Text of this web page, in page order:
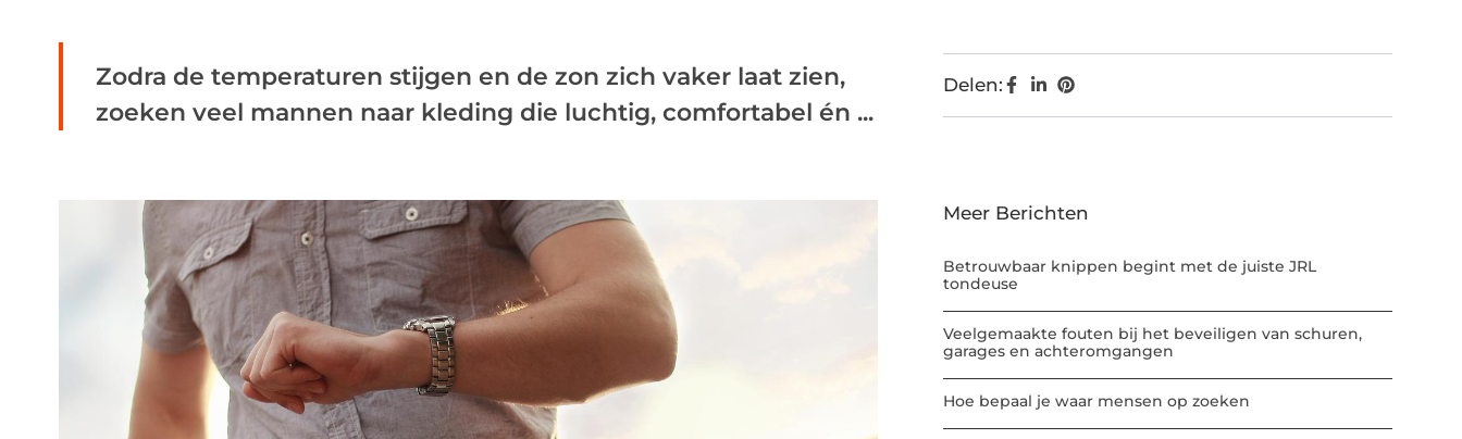
Zodra de temperaturen stijgen en de zon zich vaker laat zien,
zoeken veel mannen naar kleding die luchtig, comfortabel én ...
Delen:
Meer Berichten
Betrouwbaar knippen begint met de juiste JRL
tondeuse
Veelgemaakte fouten bij het beveiligen van schuren,
garages en achteromgangen
Hoe bepaal je waar mensen op zoeken